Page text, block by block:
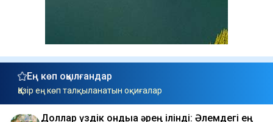
Ең көп оқылғандар
Қазір ең көп талқыланатын оқиғалар
Доллар үздік ондыққа әрең ілінді: Әлемдегі ең